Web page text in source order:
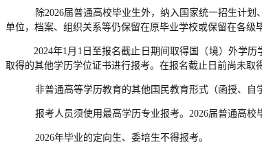
除2026届普通高校毕业生外，纳入国家统一招生计
单位，档案、组织关系等仍保留在原毕业学校或保留在各级
2024年1月1日至报名截止日期间取得国（境）外学历
取得的其他学历学位证书进行报考。在报名截止日前尚未取
非普通高等学历教育的其他国民教育形式（函授、自
报考人员须使用最高学历专业报考。2026届普通高
2026年毕业的定向生、委培生不得报考。